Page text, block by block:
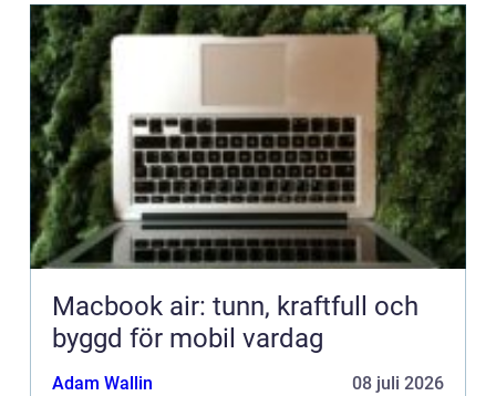
Macbook air: tunn, kraftfull och
byggd för mobil vardag
Adam Wallin 08 juli 2026